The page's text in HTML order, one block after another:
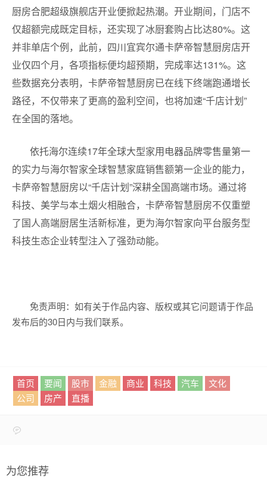
厨房合肥超级旗舰店开业便掀起热潮。开业期间，门店不
仅超额完成既定目标，还实现了冰厨套购占比达80%。这
并非单店个例，此前，四川宜宾尔通卡萨帝智慧厨房店开
业仅四个月，各项指标便均超预期，完成率达131%。这
些数据充分表明，卡萨帝智慧厨房已在线下终端跑通增长
路径，不仅带来了更高的盈利空间，也将加速“千店计划”
在全国的落地。
依托海尔连续17年全球大型家用电器品牌零售量第一
的实力与海尔智家全球智慧家庭销售额第一企业的能力，
卡萨帝智慧厨房以“千店计划”深耕全国高端市场。通过将
科技、美学与本土烟火相融合，卡萨帝智慧厨房不仅重塑
了国人高端厨居生活新标准，更为海尔智家向平台服务型
科技生态企业转型注入了强劲动能。
免责声明：如有关于作品内容、版权或其它问题请于作品
发布后的30日内与我们联系。
首页 要闻 股市 金融 商业 科技 汽车
文化
公司
房产 直播
为您推荐